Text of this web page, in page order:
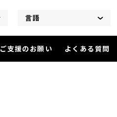
言語
ご支援のお願い よくある質問